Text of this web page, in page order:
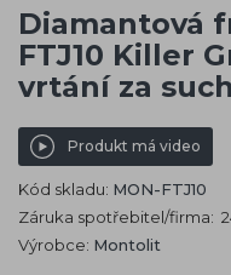
Diamantová
FTJ10 Killer
vrtání za
Produkt má video
Kód skladu: MON-FTJ10
Záruka spotřebitel/firma:
Výrobce: Montolit